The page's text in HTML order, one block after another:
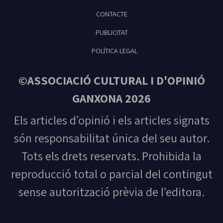
CONTACTE
PUBLICITAT
POLÍTICA LEGAL
©ASSOCIACIÓ CULTURAL I D'OPINIÓ
GANXONA 2026
Els articles d’opinió i els articles signats
són responsabilitat única del seu autor.
Tots els drets reservats. Prohibida la
reproducció total o parcial del contingut
sense autorització prèvia de l’editora.